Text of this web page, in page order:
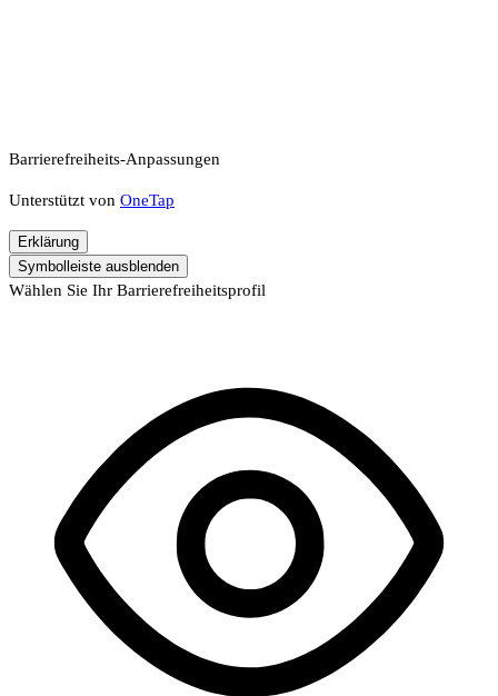
Barrierefreiheits-Anpassungen
Unterstützt von OneTap
Erklärung
Symbolleiste ausblenden
Wählen Sie Ihr Barrierefreiheitsprofil